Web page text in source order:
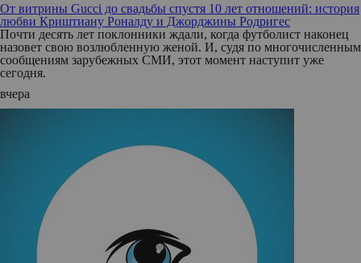
От витрины Gucci до свадьбы спустя 10 лет отношений: история
любви Криштиану Роналду и Джорджины Родригес
Почти десять лет поклонники ждали, когда футболист наконец
назовет свою возлюбленную женой. И, судя по многочисленным
сообщениям зарубежных СМИ, этот момент наступит уже
сегодня.
вчера